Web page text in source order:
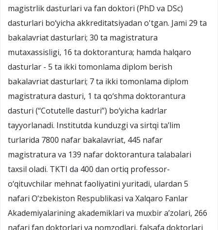
magistrlik dasturlari va fan doktori (PhD va DSc)
dasturlari bo‘yicha akkreditatsiyadan o'tgan. Jami 29 ta
bakalavriat dasturlari; 30 ta magistratura
mutaxassisligi, 16 ta doktorantura; hamda halqaro
dasturlar - 5 ta ikki tomonlama diplom berish
bakalavriat dasturlari; 7 ta ikki tomonlama diplom
magistratura dasturi, 1 ta qo‘shma doktorantura
dasturi (“Cotutelle dasturi”) bo‘yicha kadrlar
tayyorlanadi. Institutda kunduzgi va sirtqi ta’lim
turlarida 7800 nafar bakalavriat, 445 nafar
magistratura va 139 nafar doktorantura talabalari
taxsil oladi. TKTI da 400 dan ortiq professor-
o‘qituvchilar mehnat faoliyatini yuritadi, ulardan 5
nafari O‘zbekiston Respublikasi va Xalqaro Fanlar
Akademiyalarining akademiklari va muxbir a’zolari, 266
nafari fan doktorlari va nomzodlari, falsafa doktorlari